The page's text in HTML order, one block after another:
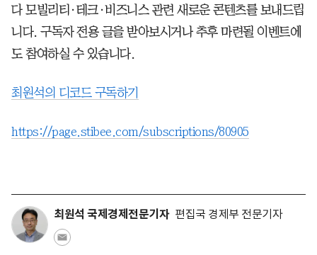
다 모빌리티·테크·비즈니스 관련 새로운 콘텐츠를 보내드립
니다. 구독자 전용 글을 받아보시거나 추후 마련될 이벤트에
도 참여하실 수 있습니다.
최원석의 디코드 구독하기
https://page.stibee.com/subscriptions/80905
최원석 국제경제전문기자 편집국 경제부 전문기자